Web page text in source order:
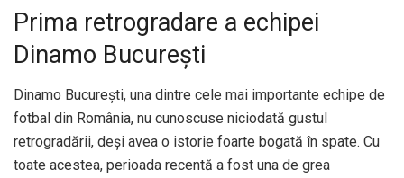
Prima retrogradare a echipei
Dinamo București
Dinamo București, una dintre cele mai importante echipe de
fotbal din România, nu cunoscuse niciodată gustul
retrogradării, deși avea o istorie foarte bogată în spate. Cu
toate acestea, perioada recentă a fost una de grea